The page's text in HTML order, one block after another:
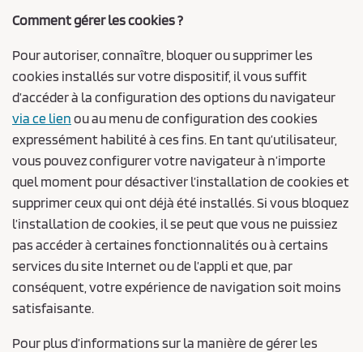
Comment gérer les cookies ?
Pour autoriser, connaître, bloquer ou supprimer les
cookies installés sur votre dispositif, il vous suffit
d’accéder à la configuration des options du navigateur
via ce lienou au menu de configuration des cookies
expressément habilité à ces fins. En tant qu’utilisateur,
vous pouvez configurer votre navigateur à n’importe
quel moment pour désactiver l’installation de cookies et
supprimer ceux qui ont déjà été installés. Si vous bloquez
l’installation de cookies, il se peut que vous ne puissiez
pas accéder à certaines fonctionnalités ou à certains
services du site Internet ou de l’appli et que, par
conséquent, votre expérience de navigation soit moins
satisfaisante.
Pour plus d’informations sur la manière de gérer les